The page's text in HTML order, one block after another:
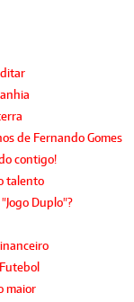
de Fernando Gomes
contigo!
talento
Duplo"?
maior